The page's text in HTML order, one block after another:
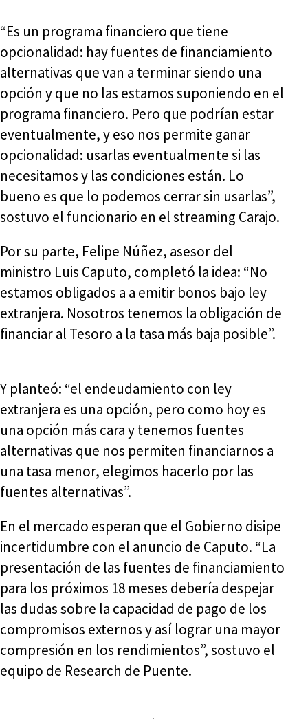
“Es un programa financiero que tiene
opcionalidad: hay fuentes de financiamiento
alternativas que van a terminar siendo una
opción y que no las estamos suponiendo en el
programa financiero. Pero que podrían estar
eventualmente, y eso nos permite ganar
opcionalidad: usarlas eventualmente si las
necesitamos y las condiciones están. Lo
bueno es que lo podemos cerrar sin usarlas”,
sostuvo el funcionario en el streaming Carajo.
Por su parte, Felipe Núñez, asesor del
ministro Luis Caputo, completó la idea: “No
estamos obligados a a emitir bonos bajo ley
extranjera. Nosotros tenemos la obligación de
financiar al Tesoro a la tasa más baja posible”.
Y planteó: “el endeudamiento con ley
extranjera es una opción, pero como hoy es
una opción más cara y tenemos fuentes
alternativas que nos permiten financiarnos a
una tasa menor, elegimos hacerlo por las
fuentes alternativas”.
En el mercado esperan que el Gobierno disipe
incertidumbre con el anuncio de Caputo. “La
presentación de las fuentes de financiamiento
para los próximos 18 meses debería despejar
las dudas sobre la capacidad de pago de los
compromisos externos y así lograr una mayor
compresión en los rendimientos”, sostuvo el
equipo de Research de Puente.